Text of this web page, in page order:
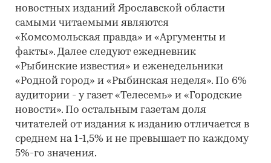
новостных изданий Ярославской области
самыми читаемыми являются
«Комсомольская правда» и «Аргументы и
факты». Далее следуют ежедневник
«Рыбинские известия» и еженедельники
«Родной город» и «Рыбинская неделя». По 6%
аудитории - у газет «Телесемь» и «Городские
новости». По остальным газетам доля
читателей от издания к изданию отличается в
среднем на 1-1,5% и не превышает по каждому
5%-го значения.